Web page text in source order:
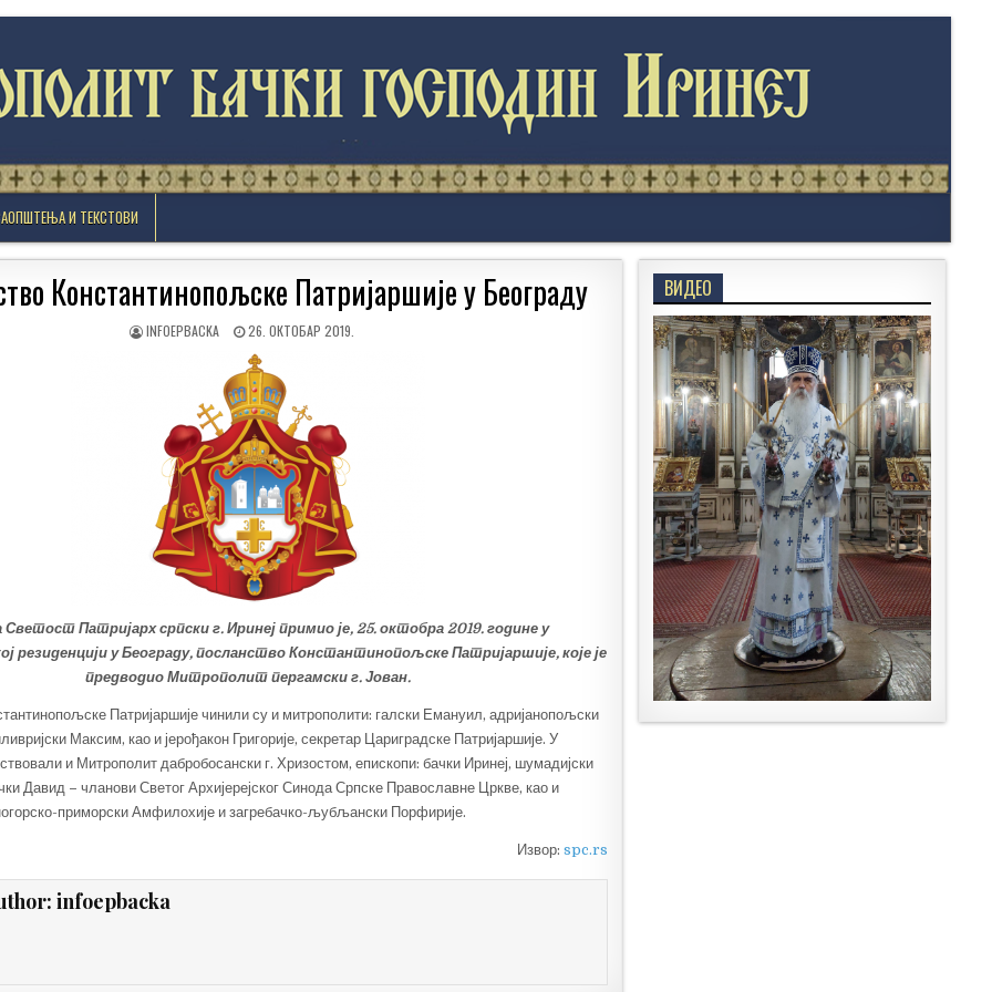
И ТЕКСТОВИ
Константинопољске Патријаршије у Београду
AUTHOR:
INFOEPBACKA
PUBLISHED
26. ОКТОБАР 2019.
Патријарх српски г. Иринеј примио је, 25. октобра 2019. године у
резиденцији у Београду, посланство Константинопољске Патријаршије, које је
предводио Митрополит пергамски г. Јован.
Патријаршије чинили су и митрополити: галски Емануил, адријанопољски
Максим, као и јерођакон Григорије, секретар Цариградске Патријаршије. У
и Митрополит дабробосански г. Хризостом, епископи: бачки Иринеј, шумадијски
Давид – чланови Светог Архијерејског Синода Српске Православне Цркве, као и
приморски Амфилохије и загребачко-љубљански Порфирије.
Извор: spc.rs
infoepbacka
ВИДЕО